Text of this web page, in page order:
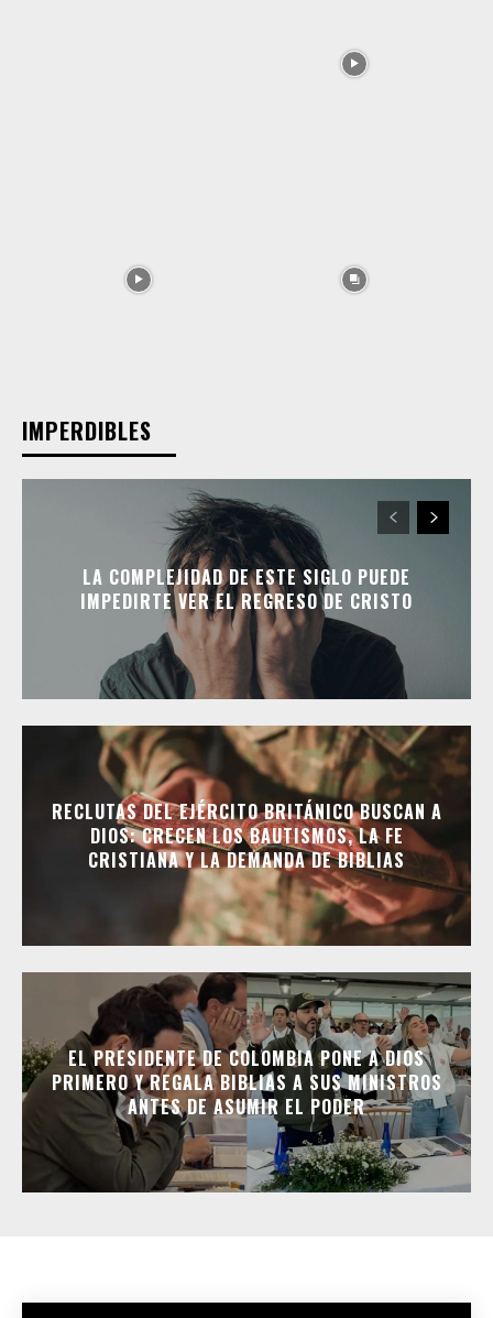
IMPERDIBLES
LA COMPLEJIDAD DE ESTE SIGLO PUEDE
IMPEDIRTE VER EL REGRESO DE CRISTO
RECLUTAS DEL EJÉRCITO BRITÁNICO BUSCAN A
DIOS: CRECEN LOS BAUTISMOS, LA FE
CRISTIANA Y LA DEMANDA DE BIBLIAS
EL PRESIDENTE DE COLOMBIA PONE A DIOS
PRIMERO Y REGALA BIBLIAS A SUS MINISTROS
ANTES DE ASUMIR EL PODER